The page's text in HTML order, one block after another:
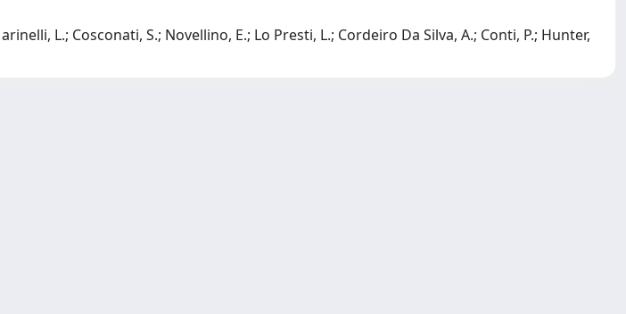
L.; Cosconati, S.; Novellino, E.; Lo Presti, L.; Cordeiro Da Silva, A.; Conti, P.; Hunter,